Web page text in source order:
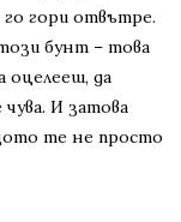
гори отвътре.
бунт – това
оцелееш, да
И затова
те не просто